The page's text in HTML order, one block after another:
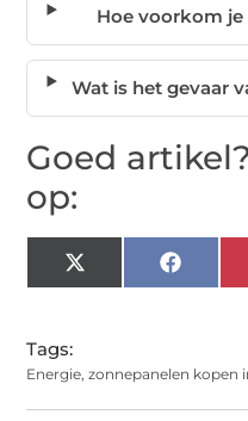
Hoe voorkom
Wat is het gevaar
Goed
op:
X
(Twitter)
Tags:
Energie,zonnepanelen kopen